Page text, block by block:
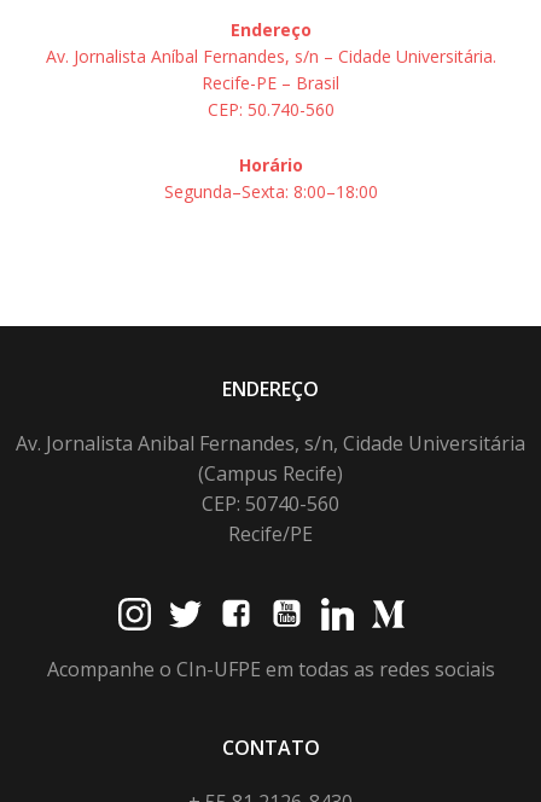
Endereço
Av. Jornalista Aníbal Fernandes, s/n – Cidade Universitária.
Recife-PE – Brasil
CEP: 50.740-560
Horário
Segunda–Sexta: 8:00–18:00
ENDEREÇO
Av. Jornalista Anibal Fernandes, s/n, Cidade Universitária
(Campus Recife)
CEP: 50740-560
Recife/PE
Acompanhe o CIn-UFPE em todas as redes sociais
CONTATO